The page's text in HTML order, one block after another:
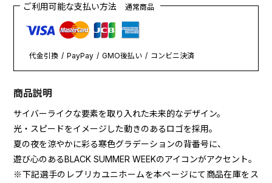
ご利用可能な支払い方法通常商品
代金引換 PayPay GMO後払い コンビニ決済
商品説明
サイバーライクな要素を取り入れた未来的なデザイン。
光・スピードをイメージした動きのあるロゴを採用。
夏の夜を涼やかに彩る寒色グラデーションの背番号に、
遊び心のあるBLACK SUMMER WEEKのアイコンがアクセント。
※下記選手のレプリカユニホームを本ページにて商品在庫をス